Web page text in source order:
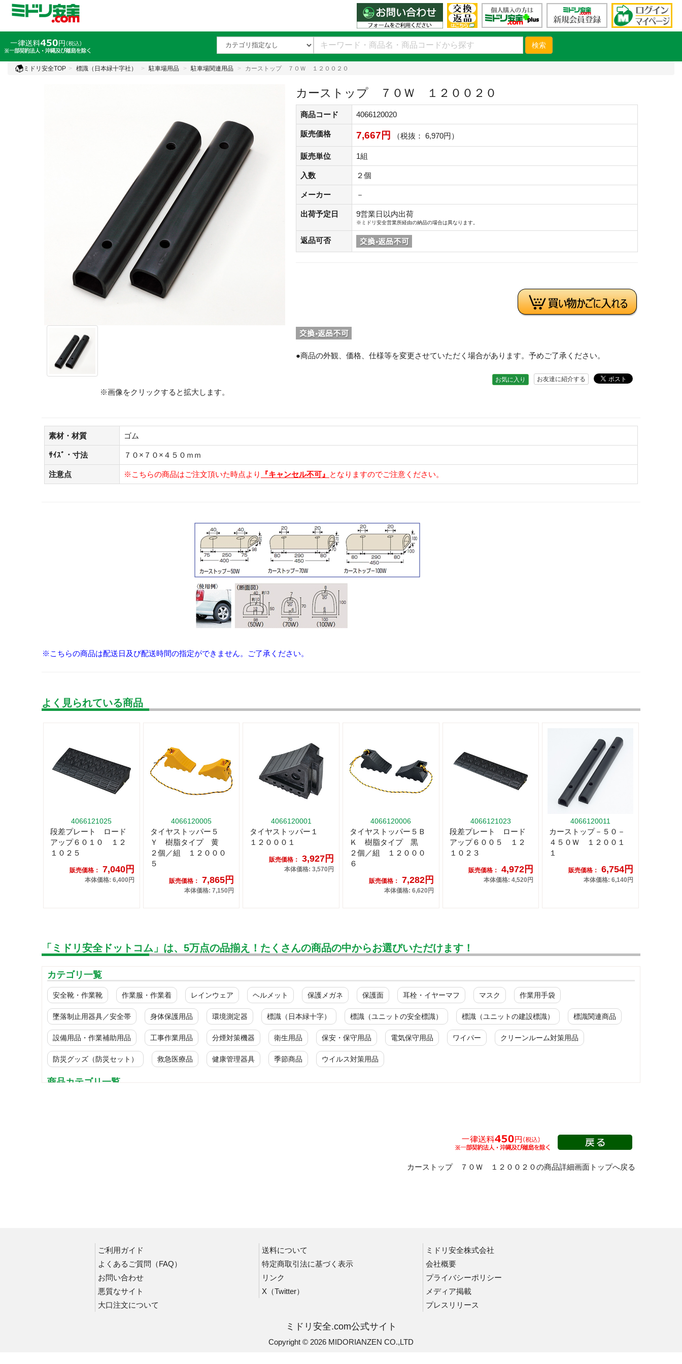
検索
ミドリ安全TOP 標識（日本緑十字社） 駐車場用品 駐車場関連用品 カーストップ ７０Ｗ １２００２０
※画像をクリックすると拡大します。
カーストップ ７０Ｗ １２００２０
商品コード 4066120020
販売価格 7,667円 （税抜： 6,970円）
販売単位 1組
入数 ２個
メーカー －
出荷予定日 9営業日以内出荷
※ミドリ安全営業所経由の納品の場合は異なります。
返品可否
●商品の外観、価格、仕様等を変更させていただく場合があります。予めご了承ください。
お友達に紹介する
お気に入り
素材・材質 ゴム
ｻｲｽﾞ・寸法 ７０×７０×４５０ｍｍ
注意点 ※こちらの商品はご注文頂いた時点より 『キャンセル不可』 となりますのでご注意ください。
※こちらの商品は配送日及び配送時間の指定ができません。ご了承ください。
よく見られている商品
4066121025
段差プレート ロード
アップ６０１０ １２
１０２５
販売価格： 7,040円
本体価格: 6,400円
4066120005
タイヤストッパー５
Ｙ 樹脂タイプ 黄
２個／組 １２０００
５
販売価格： 7,865円
本体価格: 7,150円
4066120001
タイヤストッパー１
１２０００１
販売価格： 3,927円
本体価格: 3,570円
4066120006
タイヤストッパー５Ｂ
Ｋ 樹脂タイプ 黒
２個／組 １２０００
６
販売価格： 7,282円
本体価格: 6,620円
4066121023
段差プレート ロード
アップ６００５ １２
１０２３
販売価格： 4,972円
本体価格: 4,520円
4066120011
カーストップ－５０－
４５０Ｗ １２００１
１
販売価格： 6,754円
本体価格: 6,140円
「ミドリ安全ドットコム」は、5万点の品揃え！たくさんの商品の中からお選びいただけます！
カテゴリ一覧
安全靴・作業靴 作業服・作業着 レインウェア ヘルメット 保護メガネ 保護面 耳栓・イヤーマフ マスク 作業用手袋
墜落制止用器具／安全帯 身体保護用品 環境測定器 標識（日本緑十字） 標識（ユニットの安全標識） 標識（ユニットの建設標識） 標識関連商品
設備用品・作業補助用品 工事作業用品 分煙対策機器 衛生用品 保安・保守用品 電気保守用品 ワイパー クリーンルーム対策用品
防災グッズ（防災セット） 救急医療品 健康管理器具 季節商品 ウイルス対策用品
商品カテゴリ一覧
化学物質関係標識
置場・区画標識
責任者氏名標識
作業主任者の職務標識
管理標識
ワンタッチタグ
JIS配管・流体明示ステッカー
JIS配管識別明示ステッカー
カーストップ ７０Ｗ １２００２０の商品詳細画面トップへ戻る
ご利用ガイド
よくあるご質問（FAQ）
お問い合わせ
悪質なサイト
大口注文について
送料について
特定商取引法に基づく表示
リンク
X（Twitter）
ミドリ安全株式会社
会社概要
プライバシーポリシー
メディア掲載
プレスリリース
ミドリ安全.com公式サイト
Copyright © 2026 MIDORIANZEN CO.,LTD